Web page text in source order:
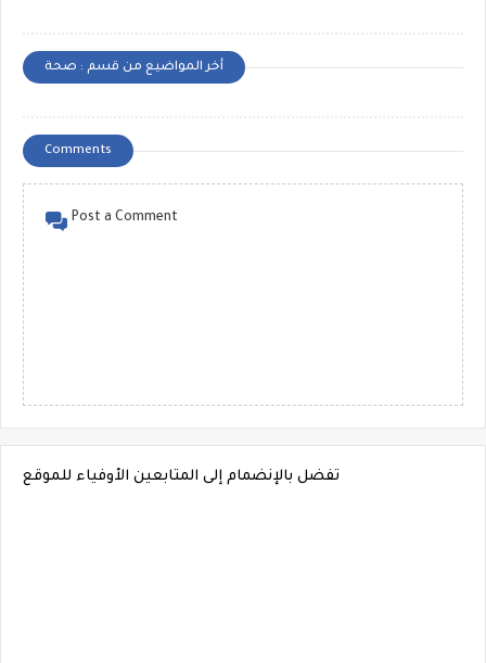
أخر المواضيع من قسم : صحة
Comments
Post a Comment
تفضل بالإنضمام إلى المتابعين الأوفياء للموقع